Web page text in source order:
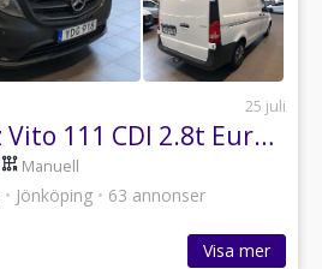
25 juli
Mercedes-Benz Vito 111 CDI 2.8t Euro 5
Manuell
• Jönköping • 63 annonser
Visa mer